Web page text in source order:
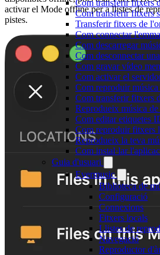
Com transferir fitxers
Com transferir fitxers
Transferir fitxers de
Com connectar
Com descarregar
Com desconnectar
Com gravar vídeo
Com activar el
Com reproduir
Com transferir fitxers
Reprodueix música
Com editar etiquetes
Com reproduir fitxers
Reprodueix la teva
Com instal·lar
Guia d'usuari
Evermusic
Biblioteca de
Configuració
Connexions
Fitxers locals
Llistes de
Navegació
Reproductor
activar el Mode offline per a llistes de
pistes.